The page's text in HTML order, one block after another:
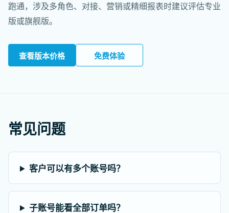
跑通，涉及多角色、对接、营销或精细报表时建议评估专业
版或旗舰版。
查看版本价格 免费体验
常见问题
客户可以有多个账号吗？
子账号能看全部订单吗？